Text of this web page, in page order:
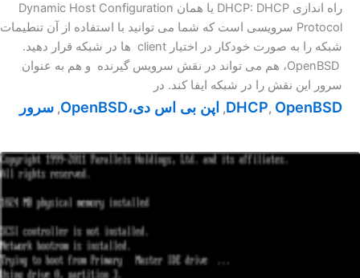
راه اندازی DHCP: DHCP یا همان Dynamic Host Configuration
Protocol سرویسی است که شما می توانید با استفاده از آن تنطیمات
شبکه را به صورت خودکار در اختیار client ها در شبکه قرار دهید.
OpenBSD، هم می تواند در نقش سرویس گیرنده و هم به عنوان
سرور این نقش را در شبکه ایفا کند. در
DHCP, OpenBSD
, اپن بی اس دی،OpenBSD , سرور